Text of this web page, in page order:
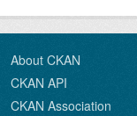
About CKAN
CKAN API
CKAN Association